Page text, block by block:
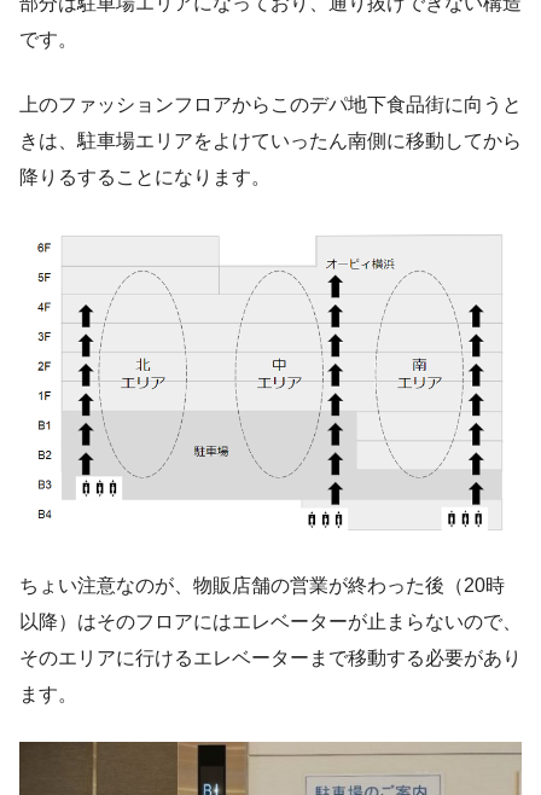
です。
上のファッションフロアからこのデパ地下食品街に向うと
きは、駐車場エリアをよけていったん南側に移動してから
降りるすることになります。
ちょい注意なのが、物販店舗の営業が終わった後（20時
以降）はそのフロアにはエレベーターが止まらないので、
そのエリアに行けるエレベーターまで移動する必要があり
ます。